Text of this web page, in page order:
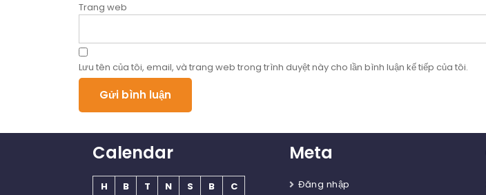
Trang web
Lưu tên của tôi, email, và trang web trong trình duyệt này cho lần bình luận kế tiếp của tôi.
Calendar
H B T N S B
C
Meta
Đăng nhập